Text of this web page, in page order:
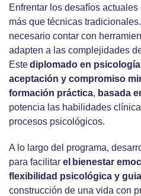
Enfrentar los desafíos
más que técnicas
necesario contar con
adapten a las complejidades
Estediplomado en psicología
aceptación y compromiso
formación práctica, basada
potencia las habilidades
procesos psicológicos.
A lo largo del programa,
para facilitar el bienestar
flexibilidad psicológica y
construcción de una vida con